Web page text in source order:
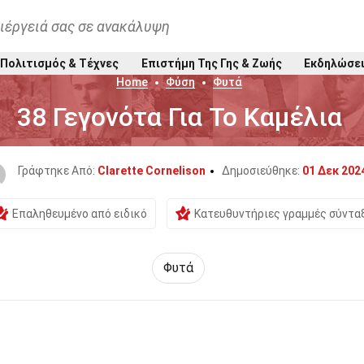
σας σε ανακάλυψη
Πολιτισμός & Τέχνες Επιστήμη Της Γης & Ζωής
Home
Φύση Φυτά
38 Γεγονότα Για Το Καμέλια
Γράφτηκε Από: Clarette Cornelison Δημοσιεύθηκε: 01 Δεκ
Επαληθευμένο από ειδικό Κατευθυντήριες γραμμές
Φυτά